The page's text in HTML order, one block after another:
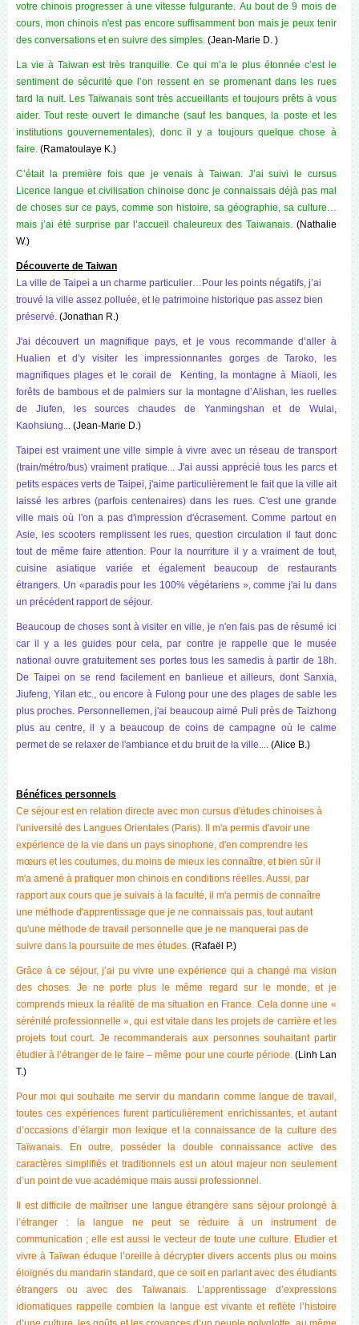
votre chinois progresser à une vitesse fulgurante. Au bout de 9 mois de
cours, mon chinois n'est pas encore suffisamment bon mais je peux tenir
des conversations et en suivre des simples. (Jean-Marie D. )
La vie à Taiwan est très tranquille. Ce qui m’a le plus étonnée c’est le
sentiment de sécurité que l’on ressent en se promenant dans les rues
tard la nuit. Les Taïwanais sont très accueillants et toujours prêts à vous
aider. Tout reste ouvert le dimanche (sauf les banques, la poste et les
institutions gouvernementales), donc il y a toujours quelque chose à
faire. (Ramatoulaye K.)
C’était la première fois que je venais à Taiwan. J’ai suivi le cursus
Licence langue et civilisation chinoise donc je connaissais déjà pas mal
de choses sur ce pays, comme son histoire, sa géographie, sa culture…
mais j’ai été surprise par l’accueil chaleureux des Taiwanais. (Nathalie
W.)
Découverte de Taiwan
La ville de Taipei a un charme particulier…Pour les points négatifs, j’ai
trouvé la ville assez polluée, et le patrimoine historique pas assez bien
préservé. (Jonathan R.)
J'ai découvert un magnifique pays, et je vous recommande d’aller à
Hualien et d’y visiter les impressionnantes gorges de Taroko, les
magnifiques plages et le corail de Kenting, la montagne à Miaoli, les
forêts de bambous et de palmiers sur la montagne d’Alishan, les ruelles
de Jiufen, les sources chaudes de Yanmingshan et de Wulai,
Kaohsiung... (Jean-Marie D.)
Taipei est vraiment une ville simple à vivre avec un réseau de transport
(train/métro/bus) vraiment pratique... J'ai aussi apprécié tous les parcs et
petits espaces verts de Taipei, j'aime particulièrement le fait que la ville ait
laissé les arbres (parfois centenaires) dans les rues. C'est une grande
ville mais où l'on a pas d'impression d'écrasement. Comme partout en
Asie, les scooters remplissent les rues, question circulation il faut donc
tout de même faire attention. Pour la nourriture il y a vraiment de tout,
cuisine asiatique variée et également beaucoup de restaurants
étrangers. Un «paradis pour les 100% végétariens », comme j'ai lu dans
un précédent rapport de séjour.
Beaucoup de choses sont à visiter en ville, je n'en fais pas de résumé ici
car il y a les guides pour cela, par contre je rappelle que le musée
national ouvre gratuitement ses portes tous les samedis à partir de 18h.
De Taipei on se rend facilement en banlieue et ailleurs, dont Sanxia,
Jiufeng, Yilan etc., ou encore à Fulong pour une des plages de sable les
plus proches. Personnellemen, j'ai beaucoup aimé Puli près de Taizhong
plus au centre, il y a beaucoup de coins de campagne où le calme
permet de se relaxer de l'ambiance et du bruit de la ville.... (Alice B.)
Bénéfices personnels
Ce séjour est en relation directe avec mon cursus d'études chinoises à
l'université des Langues Orientales (Paris). Il m'a permis d'avoir une
expérience de la vie dans un pays sinophone, d'en comprendre les
mœurs et les coutumes, du moins de mieux les connaître, et bien sûr il
m'a amené à pratiquer mon chinois en conditions réelles. Aussi, par
rapport aux cours que je suivais à la faculté, il m'a permis de connaître
une méthode d'apprentissage que je ne connaissais pas, tout autant
qu'une méthode de travail personnelle que je ne manquerai pas de
suivre dans la poursuite de mes études. (Rafaël P.)
Grâce à ce séjour, j’ai pu vivre une expérience qui a changé ma vision
des choses. Je ne porte plus le même regard sur le monde, et je
comprends mieux la réalité de ma situation en France. Cela donne une «
sérénité professionnelle », qui est vitale dans les projets de carrière et les
projets tout court. Je recommanderais aux personnes souhaitant partir
étudier à l’étranger de le faire – même pour une courte période.(Linh Lan
T.)
Pour moi qui souhaite me servir du mandarin comme langue de travail,
toutes ces expériences furent particulièrement enrichissantes, et autant
d’occasions d’élargir mon lexique et la connaissance de la culture des
Taïwanais. En outre, posséder la double connaissance active des
caractères simplifiés et traditionnels est un atout majeur non seulement
d’un point de vue académique mais aussi professionnel.
Il est difficile de maîtriser une langue étrangère sans séjour prolongé à
l’étranger : la langue ne peut se réduire à un instrument de
communication ; elle est aussi le vecteur de toute une culture. Etudier et
vivre à Taïwan éduque l’oreille à décrypter divers accents plus ou moins
éloignés du mandarin standard, que ce soit en parlant avec des étudiants
étrangers ou avec des Taïwanais. L’apprentissage d’expressions
idiomatiques rappelle combien la langue est vivante et reflète l’histoire